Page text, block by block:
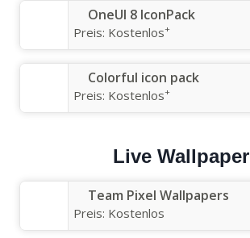
OneUI 8 IconPack
Preis: Kostenlos+
Colorful icon pack
Preis: Kostenlos+
Live Wallpaper
Team Pixel Wallpapers
Preis: Kostenlos